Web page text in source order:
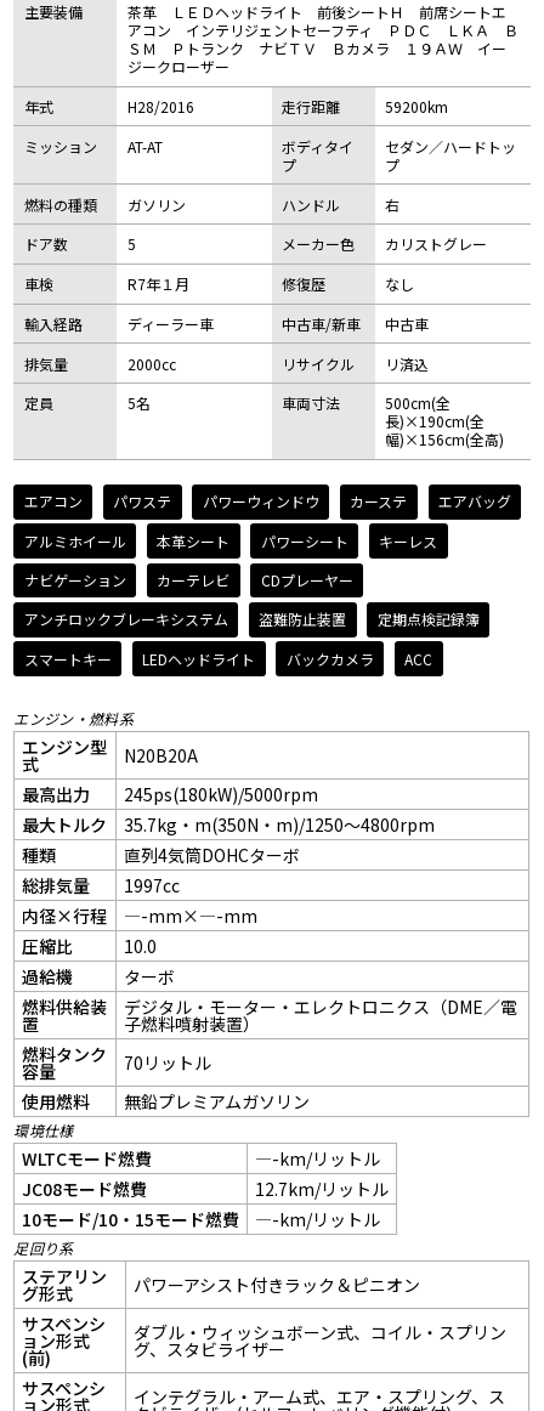
主要装備
茶革 ＬＥＤヘッドライト 前後シートＨ 前席シートエ
アコン インテリジェントセーフティ ＰＤＣ ＬＫＡ Ｂ
ＳＭ Ｐトランク ナビＴＶ Ｂカメラ １９ＡＷ イー
ジークローザー
年式
H28/2016 走行距離
59200km
ミッション
AT-AT
ボディタイ
プ
セダン／ハードトッ
プ
燃料の種類
ガソリン ハンドル
右
ドア数
5 メーカー色
カリストグレー
車検
R7年１月 修復歴
なし
輸入経路
ディーラー車 中古車/新車
中古車
排気量
2000cc リサイクル
リ済込
定員
5名 車両寸法
500cm(全
長)×190cm(全
幅)×156cm(全高)
エアコン パワステ パワーウィンドウ カーステ
エアバッグ
アルミホイール
本革シート パワーシート
キーレス
ナビゲーション
カーテレビ
CDプレーヤー
アンチロックブレーキシステム
盗難防止装置
定期点検記録簿
スマートキー
LEDヘッドライト バックカメラ ACC
エンジン・燃料系
エンジン型
式
N20B20A
最高出力
245ps(180kW)/5000rpm
最大トルク
35.7kg・m(350N・m)/1250～4800rpm
種類
直列4気筒DOHCターボ
総排気量
1997cc
内径×行程
—-mm×—-mm
圧縮比
10.0
過給機
ターボ
燃料供給装
置
デジタル・モーター・エレクトロニクス（DME／電
子燃料噴射装置）
燃料タンク
容量
70リットル
使用燃料
無鉛プレミアムガソリン
環境仕様
WLTCモード燃費
—-km/リットル
JC08モード燃費
12.7km/リットル
10モード/10・15モード燃費
—-km/リットル
足回り系
ステアリン
グ形式
パワーアシスト付きラック＆ピニオン
サスペンシ
ョン形式
(前)
ダブル・ウィッシュボーン式、コイル・スプリン
グ、スタビライザー
サスペンシ
ョン形式 インテグラル・アーム式、エア・スプリング、ス